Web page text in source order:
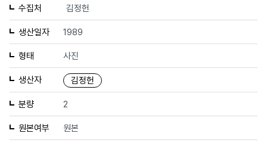
수집처 김정헌
생산일자 1989
형태 사진
생산자 김정헌
분량 2
원본여부 원본